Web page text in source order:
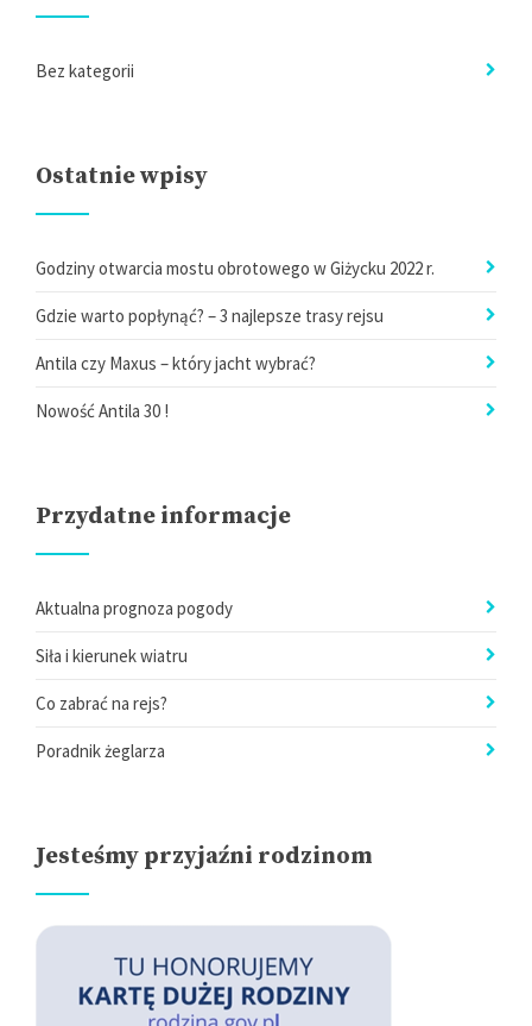
Bez kategorii
Ostatnie wpisy
Godziny otwarcia mostu obrotowego w Giżycku 2022 r.
Gdzie warto popłynąć? – 3 najlepsze trasy rejsu
Antila czy Maxus – który jacht wybrać?
Nowość Antila 30 !
Przydatne informacje
Aktualna prognoza pogody
Siła i kierunek wiatru
Co zabrać na rejs?
Poradnik żeglarza
Jesteśmy przyjaźni rodzinom